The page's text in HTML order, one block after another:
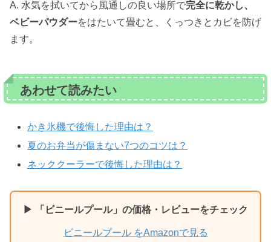
A. 水気を拭いてから風通しの良い場所で完全に乾かし、
ベビーパウダーをはたいて畳むと、くっつきとカビを防げ
ます。
あわせて読みたい
かき氷機で後悔した理由は？
夏のお弁当が傷まない7つのコツは？
ネッククーラーで後悔した理由は？
▶ 「ビニールプール」の価格・レビューをチェック
ビニールプール をAmazonで見る